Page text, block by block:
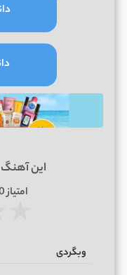
این
امتیاز
وبگردی